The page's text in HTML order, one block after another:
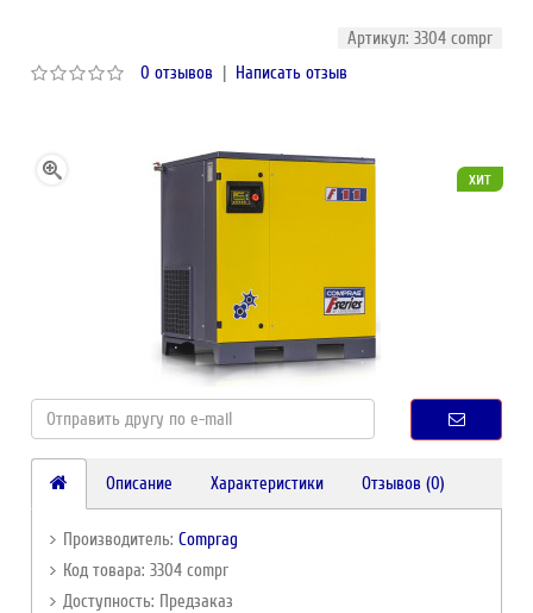
Артикул: 3304 compr
0 отзывов | Написать отзыв
хит
Описание Характеристики Отзывов (0)
Производитель:Comprag
Код товара: 3304 compr
Доступность: Предзаказ